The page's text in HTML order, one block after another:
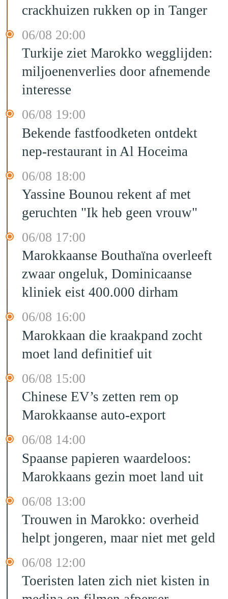
crackhuizen rukken op in Tanger
06/08 20:00
Turkije ziet Marokko wegglijden:
miljoenenverlies door afnemende
interesse
06/08 19:00
Bekende fastfoodketen ontdekt
nep-restaurant in Al Hoceima
06/08 18:00
Yassine Bounou rekent af met
geruchten "Ik heb geen vrouw"
06/08 17:00
Marokkaanse Bouthaïna overleeft
zwaar ongeluk, Dominicaanse
kliniek eist 400.000 dirham
06/08 16:00
Marokkaan die kraakpand zocht
moet land definitief uit
06/08 15:00
Chinese EV’s zetten rem op
Marokkaanse auto-export
06/08 14:00
Spaanse papieren waardeloos:
Marokkaans gezin moet land uit
06/08 13:00
Trouwen in Marokko: overheid
helpt jongeren, maar niet met geld
06/08 12:00
Toeristen laten zich niet kisten in